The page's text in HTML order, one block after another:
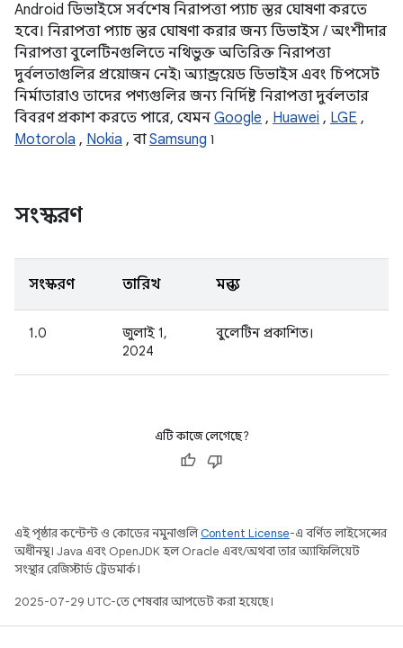
Android ডিভাইসে সর্বশেষ নিরাপত্তা প্যাচ স্তর ঘোষণা করতে
হবে। নিরাপত্তা প্যাচ স্তর ঘোষণা করার জন্য ডিভাইস / অংশীদার
নিরাপত্তা বুলেটিনগুলিতে নথিভুক্ত অতিরিক্ত নিরাপত্তা
দুর্বলতাগুলির প্রয়োজন নেই৷ অ্যান্ড্রয়েড ডিভাইস এবং চিপসেট
নির্মাতারাও তাদের পণ্যগুলির জন্য নির্দিষ্ট নিরাপত্তা দুর্বলতার
বিবরণ প্রকাশ করতে পারে, যেমন Google , Huawei , LGE ,
Motorola , Nokia , বাSamsung ৷
সংস্করণ
সংস্করণ তারিখ মন্তব্য
1.0
জুলাই 1,
2024
বুলেটিন প্রকাশিত।
এটি কাজে লেগেছে?
এই পৃষ্ঠার কন্টেন্ট ও কোডের নমুনাগুলিContent License-এ বর্ণিত লাইসেন্সের
অধীনস্থ। Java এবং OpenJDK হল Oracle এবং/অথবা তার অ্যাফিলিয়েট
সংস্থার রেজিস্টার্ড ট্রেডমার্ক।
2025-07-29 UTC-তে শেষবার আপডেট করা হয়েছে।